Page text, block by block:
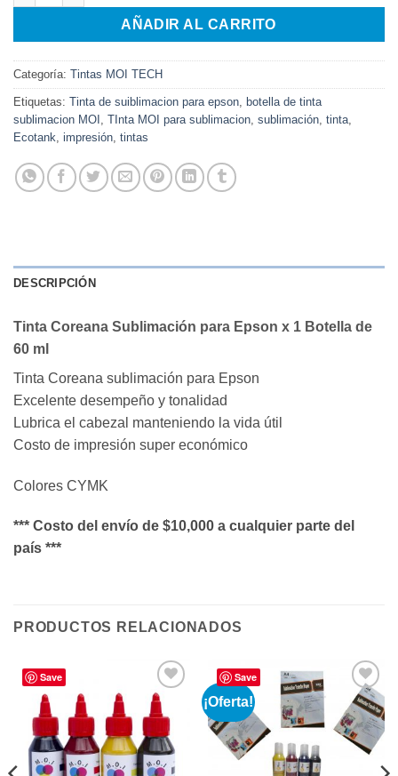
AÑADIR AL CARRITO
Categoría: Tintas MOI TECH
Etiquetas: Tinta de suiblimacion para epson
botella de tinta
sublimacion MOI
TInta MOI para sublimacion sublimación tinta
Ecotank impresión tintas
DESCRIPCIÓN
Tinta Coreana Sublimación para Epson x 1 Botella de
60 ml
Tinta Coreana sublimación para Epson
Excelente desempeño y tonalidad
Lubrica el cabezal manteniendo la vida útil
Costo de impresión super económico
Colores CYMK
*** Costo del envío de $10,000 a cualquier parte del
país ***
PRODUCTOS RELACIONADOS
Save
Añadir
a la
lista de
deseos
Save
¡Oferta!
Añadir
a la
lista de
deseos